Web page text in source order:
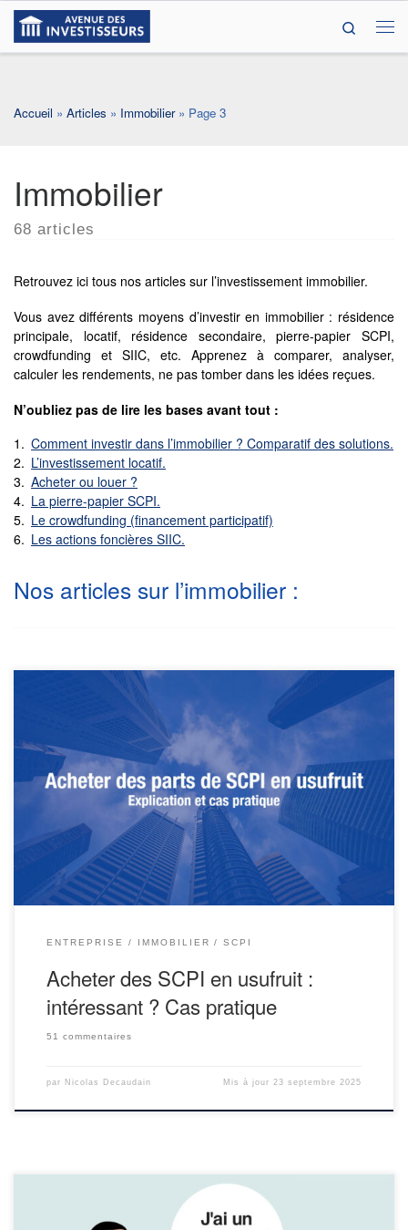
Passer au contenu
Search
Accueil » Articles » Immobilier » Page 3
Immobilier
68 articles
Retrouvez ici tous nos articles sur l’investissement immobilier.
Vous avez différents moyens d’investir en immobilier : résidence
principale, locatif, résidence secondaire, pierre-papier SCPI,
crowdfunding et SIIC, etc. Apprenez à comparer, analyser,
calculer les rendements, ne pas tomber dans les idées reçues.
N’oubliez pas de lire les bases avant tout :
Comment investir dans l’immobilier ? Comparatif des solutions.
L’investissement locatif.
Acheter ou louer ?
La pierre-papier SCPI.
Le crowdfunding (financement participatif)
Les actions foncières SIIC.
Nos articles sur l’immobilier :
Les SCPI sont des placements immobiliers complètement
délégués : une société de gestion gère un parc immobilier
(généralement des dizaines voire centaines de biens immobiliers)
et nous reverse les loyers. En pratique, nous pouvons acheter des
SCPI en pleine propriété (par défaut), ou en démembrement
temporaire pour optimiser la fiscalité […]
ENTREPRISE IMMOBILIER SCPI
Acheter des SCPI en usufruit :
intéressant ? Cas pratique
51 commentaires
par Nicolas Decaudain Mis à jour23 septembre 2025